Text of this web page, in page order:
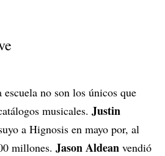
no son los únicos que
musicales. Justin
a Hignosis en mayo por, al
millones. Jason Aldean vendió